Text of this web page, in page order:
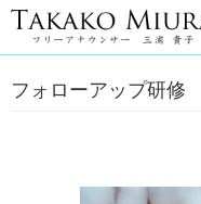
フォローアップ研修